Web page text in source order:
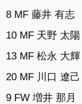
8 MF 藤井 有志
10 MF 天野 太陽
13 MF 松永 大輝
20 MF 川口 遼己
9 FW 増井 那月